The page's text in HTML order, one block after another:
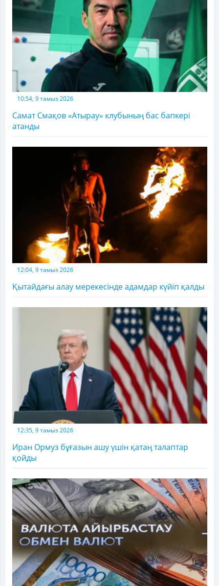
10:54, 9 тамыз 2026
Самат Смақов «Атырау» клубының бас бапкері
атанды
12:04, 9 тамыз 2026
Қытайдағы алау мерекесінде адамдар күйіп қалды
12:35, 9 тамыз 2026
Иран Ормуз бұғазын ашу үшін қатаң талаптар
қойды